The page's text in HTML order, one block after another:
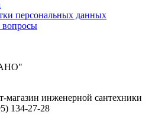
персональных данных
вопросы
магазин инженерной сантехники
134-27-28